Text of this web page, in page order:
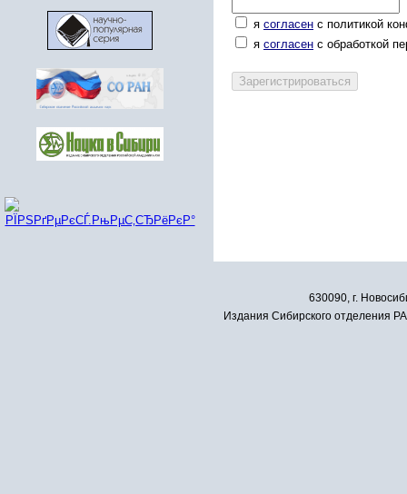
я согласен с политикой
я согласен с обработкой
630090, г.
Издания Сибирского отделения